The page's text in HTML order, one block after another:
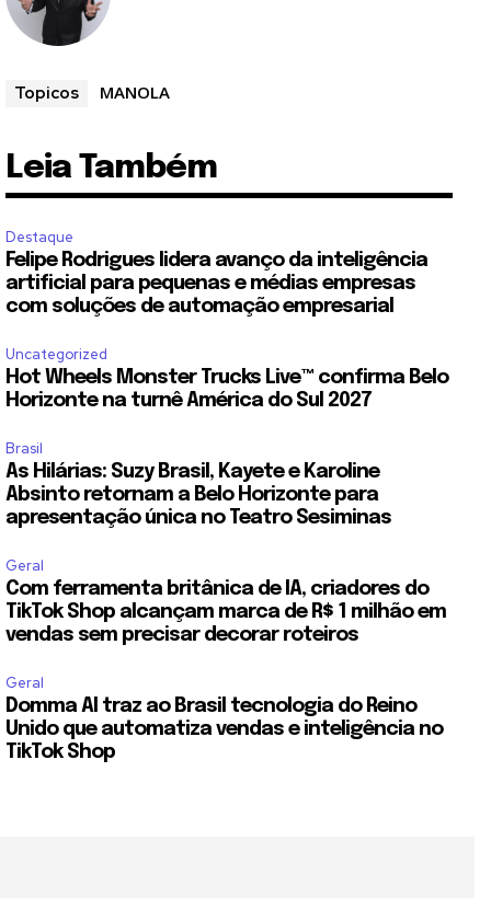
Topicos MANOLA
Leia Também
Destaque
Felipe Rodrigues lidera avanço da inteligência
artificial para pequenas e médias empresas
com soluções de automação empresarial
Uncategorized
Hot Wheels Monster Trucks Live™ confirma Belo
Horizonte na turnê América do Sul 2027
Brasil
As Hilárias: Suzy Brasil, Kayete e Karoline
Absinto retornam a Belo Horizonte para
apresentação única no Teatro Sesiminas
Geral
Com ferramenta britânica de IA, criadores do
TikTok Shop alcançam marca de R$ 1 milhão em
vendas sem precisar decorar roteiros
Geral
Domma AI traz ao Brasil tecnologia do Reino
Unido que automatiza vendas e inteligência no
TikTok Shop